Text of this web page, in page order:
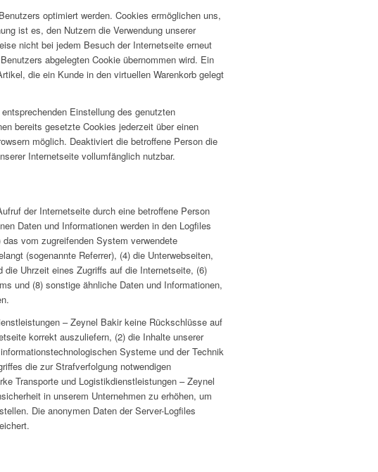
optimiert werden. Cookies ermöglichen uns,
ist es, den Nutzern die Verwendung unserer
nicht bei jedem Besuch der Internetseite erneut
abgelegten Cookie übernommen wird. Ein
die ein Kunde in den virtuellen Warenkorb gelegt
Einstellung des genutzten
bereits gesetzte Cookies jederzeit über einen
möglich. Deaktiviert die betroffene Person die
Internetseite vollumfänglich nutzbar.
der Internetseite durch eine betroffene Person
Daten und Informationen werden in den Logfiles
vom zugreifenden System verwendete
(sogenannte Referrer), (4) die Unterwebseiten,
Uhrzeit eines Zugriffs auf die Internetseite, (6)
und (8) sonstige ähnliche Daten und Informationen,
– Zeynel Bakir keine Rückschlüsse auf
korrekt auszuliefern, (2) die Inhalte unserer
Systeme und der Technik
die zur Strafverfolgung notwendigen
Transporte und Logistikdienstleistungen – Zeynel
in unserem Unternehmen zu erhöhen, um
Die anonymen Daten der Server-Logfiles